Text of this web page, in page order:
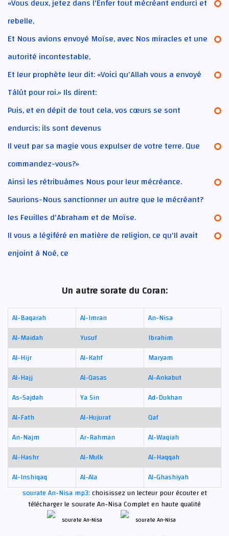
rebelle,
Et Nous avions envoyé Moïse, avec Nos miracles et une
autorité incontestable,
Et leur prophète leur dit: «Voici qu'Allah vous a envoyé
Tâlût pour roi.» Ils dirent:
Puis, et en dépit de tout cela, vos cœurs se sont
endurcis; ils sont devenus
Il veut par sa magie vous expulser de votre terre. Que
commandez-vous?»
Ainsi les rétribuâmes Nous pour leur mécréance.
Saurions-Nous sanctionner un autre que le mécréant?
les Feuilles d'Abraham et de Moïse.
Il vous a légiféré en matière de religion, ce qu'Il avait
enjoint à Noé, ce
Un autre sorate du Coran:
Al-Baqarah Al-Imran
An-Nisa
Al-Maidah
Yusuf
Ibrahim
Al-Hijr
Al-Kahf
Maryam
Al-Hajj
Al-Qasas
Al-Ankabut
As-Sajdah
Ya Sin
Ad-Dukhan
Al-Fath
Al-Hujurat
Qaf
An-Najm
Ar-Rahman
Al-Waqiah
Al-Hashr
Al-Mulk
Al-Haqqah
Al-Inshiqaq
Al-Ala
Al-Ghashiyah
sourate An-Nisa mp3:choisissez un lecteur pour écouter et
télécharger le sourate An-Nisa Complet en haute qualité